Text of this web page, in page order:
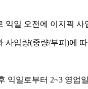
익일 오전에 이지픽 사
사입량(중량/부피)에
익일로부터 2~3 영업